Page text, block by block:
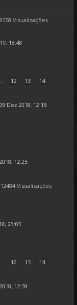
Visualizações
18:48
12 13
14
09 Dez 2018, 12:15
12:25
Visualizações
23:05
12 13
14
12:59